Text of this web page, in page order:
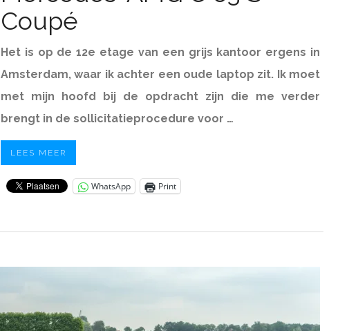
Coupé
Het is op de 12e etage van een grijs kantoor ergens in
Amsterdam, waar ik achter een oude laptop zit. Ik moet
met mijn hoofd bij de opdracht zijn die me verder
brengt in de sollicitatieprocedure voor …
LEES MEER
WhatsApp Print